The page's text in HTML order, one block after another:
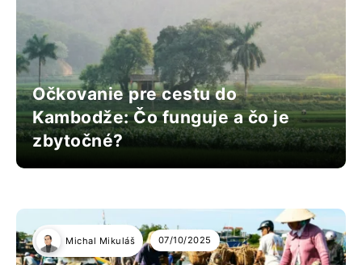
Očkovanie pre cestu do
Kambodže: Čo funguje a čo je
zbytočné?
Michal Mikuláš 07/10/2025